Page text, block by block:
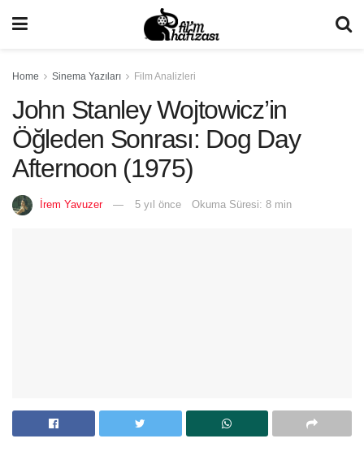
Home Sinema Yazıları Film Analizleri
John Stanley Wojtowicz’in
Öğleden Sonrası: Dog Day
Afternoon (1975)
İrem Yavuzer 5 yıl önce Okuma Süresi: 8 min